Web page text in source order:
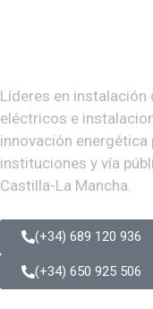
Líderes en instalación
eléctricos e
innovación energética
instituciones y vía
Castilla-La Mancha.
(+34) 689 120 936
(+34) 650 925 506